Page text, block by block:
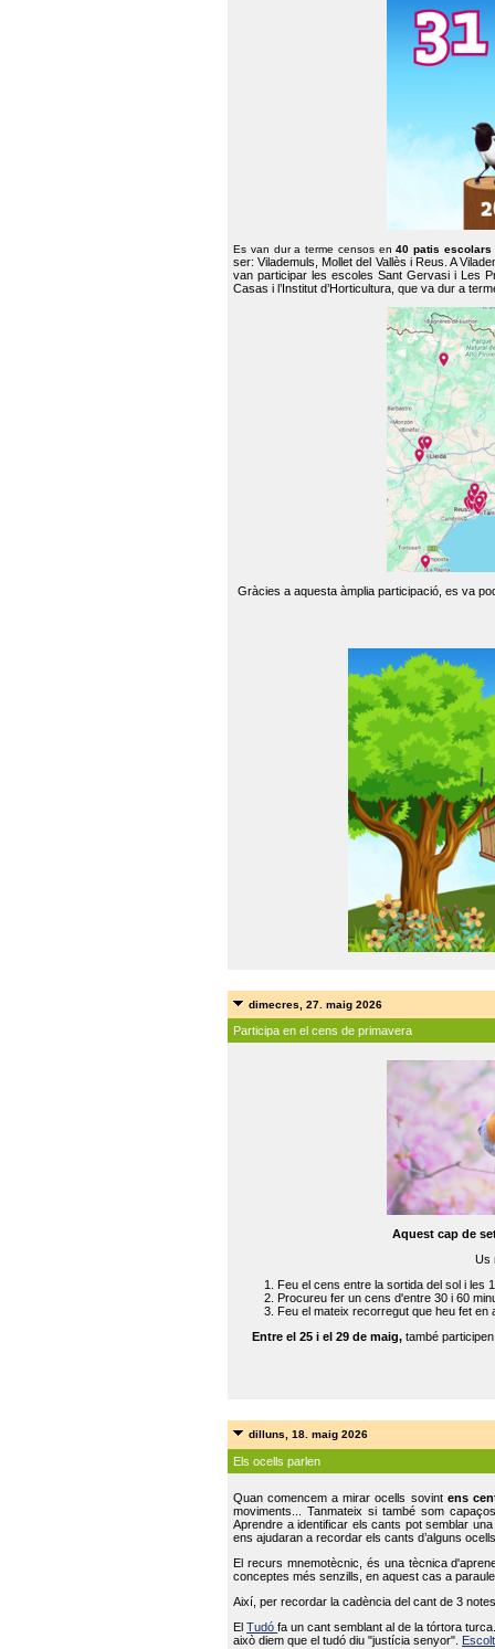
Es van dur a terme censos en40 patis escolars
ser: Vilademuls, Mollet del Vallès i Reus. A
van participar les escoles Sant Gervasi i Les
Casas i l’Institut d’Horticultura, que va dur a
Gràcies a aquesta àmplia participació, es va
dimecres, 27. maig 2026
Participa en el cens de primavera
Aquest cap de
Us
Feu el cens entre la sortida del sol i les
Procureu fer un cens d'entre 30 i 60
Feu el mateix recorregut que heu fet en
Entre el 25 i el 29 de maig, també
dilluns, 18. maig 2026
Els ocells parlen
Quan comencem a mirar ocells sovint ens
moviments... Tanmateix si també som
Aprendre a identificar els cants pot semblar
ens ajudaran a recordar els cants d’alguns
El recurs mnemotècnic, és una tècnica
conceptes més senzills, en aquest cas a
Així, per recordar la cadència del cant de 3
ElTudófa un cant semblant al de la tórtora
això diem que el tudó diu "justícia senyor".